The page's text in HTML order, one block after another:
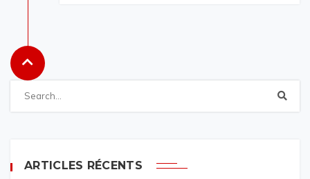
ARTICLES RÉCENTS